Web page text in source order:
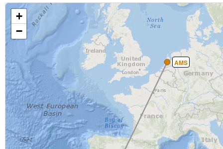
AMS
+
−